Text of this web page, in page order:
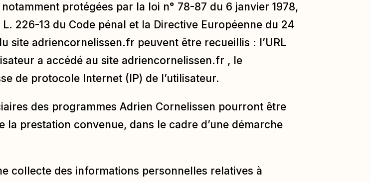
protégées par la loi n° 78-87 du 6 janvier 1978,
226-13 du Code pénal et la Directive Européenne du 24
site adriencornelissen.fr peuvent être recueillis : l’URL
a accédé au site adriencornelissen.fr , le
de protocole Internet (IP) de l’utilisateur.
des programmes Adrien Cornelissen pourront être
prestation convenue, dans le cadre d’une démarche
collecte des informations personnelles relatives à